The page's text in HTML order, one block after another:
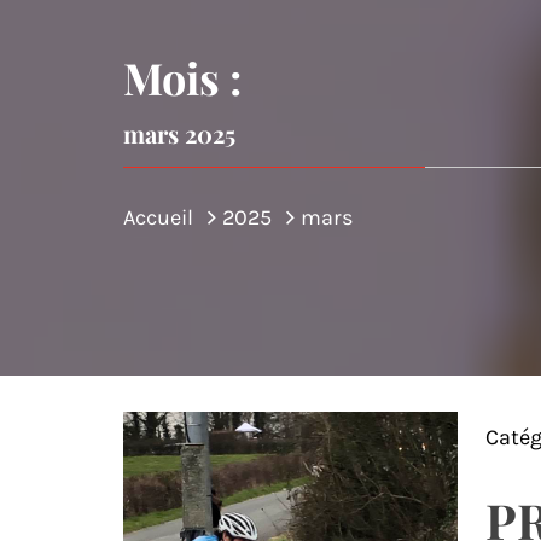
DE
Mois :
mars 2025
Accueil 2025 mars